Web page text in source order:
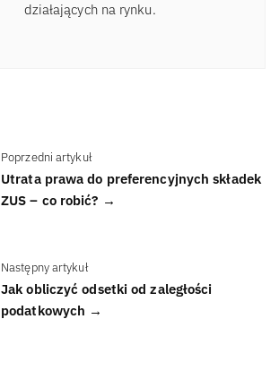
działających na rynku.
Poprzedni artykuł
Utrata prawa do preferencyjnych składek
ZUS – co robić? →
Następny artykuł
Jak obliczyć odsetki od zaległości
podatkowych →